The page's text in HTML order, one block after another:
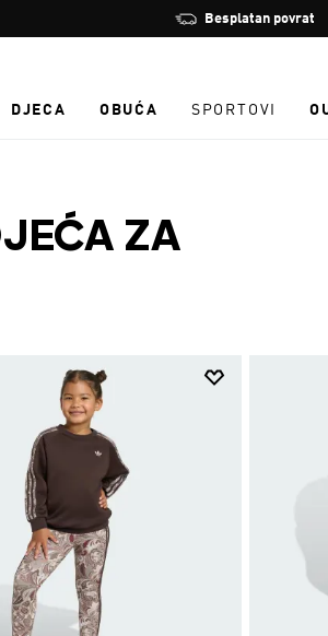
Zaustavi
rotaciju
Učlani se i ostvari 10 %
DJECA OBUĆA SPORTOVI
ZA